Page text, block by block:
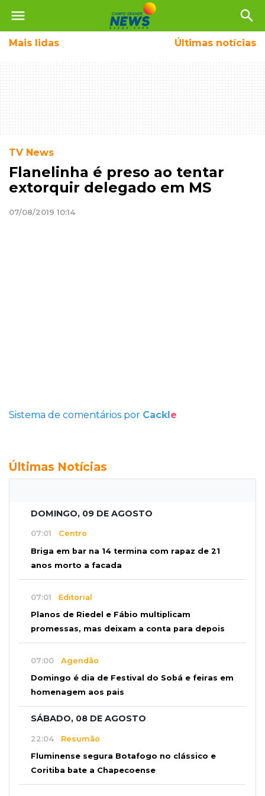
menu search
Mais lidas Últimas notícias
TV News
Flanelinha é preso ao tentar
extorquir delegado em MS
07/08/2019 10:14
Sistema de comentários por Cackle
Últimas Notícias
DOMINGO, 09 DE AGOSTO
07:01 Centro
Briga em bar na 14 termina com rapaz de 21
anos morto a facada
07:01 Editorial
Planos de Riedel e Fábio multiplicam
promessas, mas deixam a conta para depois
07:00 Agendão
Domingo é dia de Festival do Sobá e feiras em
homenagem aos pais
SÁBADO, 08 DE AGOSTO
22:04 Resumão
Fluminense segura Botafogo no clássico e
Coritiba bate a Chapecoense